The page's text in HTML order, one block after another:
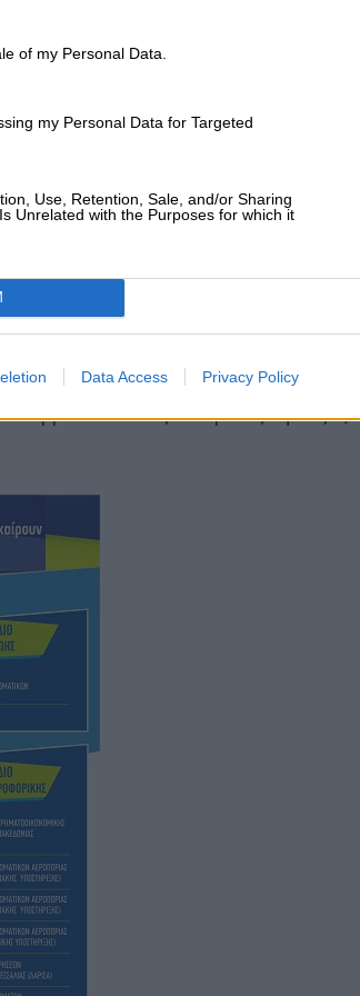
of my Personal Data.
my Personal Data for Targeted
Use, Retention, Sale, and/or Sharing
Unrelated with the Purposes for which it
Data Access Privacy Policy
συμβουλευτικές εταιρείες ύψους 3,4